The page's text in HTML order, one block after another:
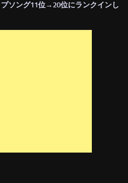
ソング11位→20位にランクインし